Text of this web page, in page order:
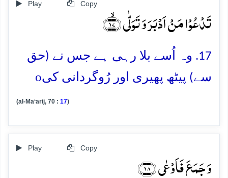
Play Copy
تَدۡعُوۡا مَنۡ اَدۡبَرَ وَ تَوَلّٰی ﴿ۙ۱۷﴾
17. وہ اُسے بلا رہی ہے جس نے (حق
سے) پیٹھ پھیری اور رُوگردانی کیo
(al-Ma‘arij, 70 : 17)
Play Copy
وَ جَمَعَ فَاَوۡعٰی ﴿۱۸﴾